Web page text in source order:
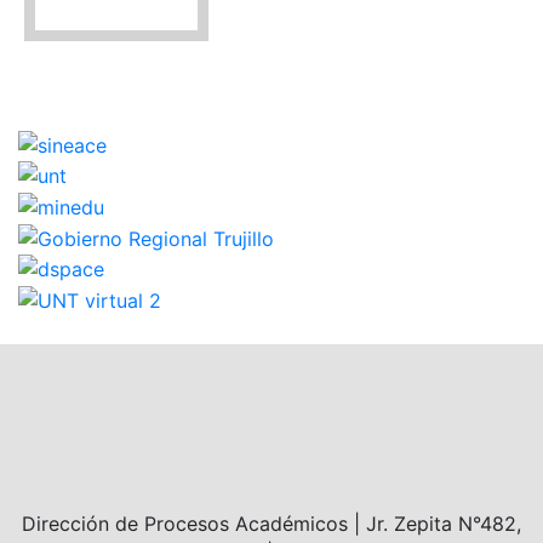
Dirección de Procesos Académicos | Jr. Zepita N°482,